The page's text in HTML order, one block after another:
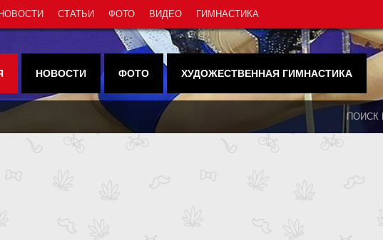
НОВОСТИ СТАТЬИ ФОТО ВИДЕО ГИМНАСТИКА
НОВОСТИ ФОТО ХУДОЖЕСТВЕННАЯ ГИМНАСТИКА
ПОИСК